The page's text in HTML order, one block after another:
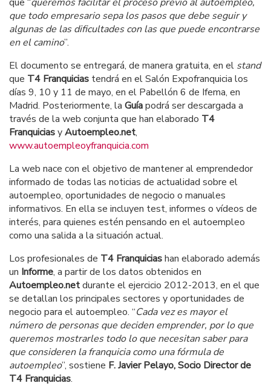
que todo empresario sepa los pasos que debe seguir y
algunas de las dificultades con las que puede encontrarse
en el camino”.
El documento se entregará, de manera gratuita, en el stand
que T4 Franquicias tendrá en el Salón Expofranquicia los
días 9, 10 y 11 de mayo, en el Pabellón 6 de Ifema, en
Madrid. Posteriormente, la Guíapodrá ser descargada a
través de la web conjunta que han elaborado T4
FranquiciasyAutoempleo.net,
www.autoempleoyfranquicia.com
La web nace con el objetivo de mantener al emprendedor
informado de todas las noticias de actualidad sobre el
autoempleo, oportunidades de negocio o manuales
informativos. En ella se incluyen test, informes o vídeos de
interés, para quienes estén pensando en el autoempleo
como una salida a la situación actual.
Los profesionales de T4 Franquiciashan elaborado además
un Informe, a partir de los datos obtenidos en
Autoempleo.netdurante el ejercicio 2012-2013, en el que
se detallan los principales sectores y oportunidades de
negocio para el autoempleo. “Cada vez es mayor el
número de personas que deciden emprender, por lo que
queremos mostrarles todo lo que necesitan saber para
que consideren la franquicia como una fórmula de
autoempleo”, sostiene F.Javier Pelayo, Socio Director de
T4 Franquicias.